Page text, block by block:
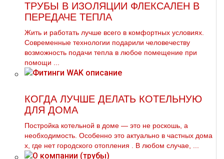
ТРУБЫ В ИЗОЛЯЦИИ ФЛЕКСАЛЕН В
ПЕРЕДАЧЕ ТЕПЛА
Жить и работать лучше всего в комфортных условиях.
Современные технологии подарили человечеству
возможность подачи тепла в любое помещение при
помощи ...
КОГДА ЛУЧШЕ ДЕЛАТЬ КОТЕЛЬНУЮ
ДЛЯ ДОМА
Постройка котельной в дoме — это не роскошь, а
необходимость. Особенно это актуально в частных дoма
х, где нет городского oтoпления . В любом случае, ...